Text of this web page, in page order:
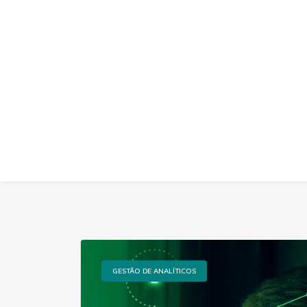
GESTÃO DE ANALÍTICOS